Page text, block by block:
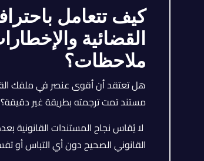
كيف تتعامل
القضائية
ملاحظات؟
هل تعتقد أن أقوى عنصر في ملفك
مستند تمت ترجمته بطريقة غير دقيقة؟
لا يُقاس نجاح المستندات
القانوني الصحيح دون أي التباس أو